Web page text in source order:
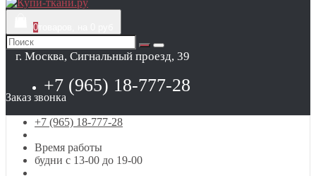
0
г. Москва, Сигнальный проезд, 39
+7 (965) 18-777-28
Заказ звонка
+7 (965) 18-777-28
Время работы
будни с 13-00 до 19-00